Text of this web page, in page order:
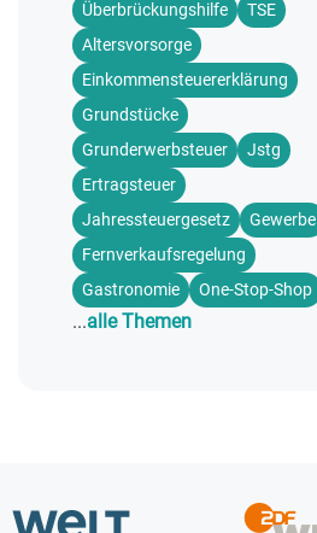
Überbrückungshilfe
TSE
Altersvorsorge
Einkommensteuererklärung
Grundstücke
Grunderwerbsteuer
Jstg
Ertragsteuer
Jahressteuergesetz
Gewerbe
Fernverkaufsregelung
Gastronomie
One-Stop-Shop
...alle Themen